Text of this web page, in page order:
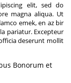
elit, sed do
magna aliqua. Ut
emek, en az bir
pariatur. Excepteur
deserunt mollit
Bonorum et